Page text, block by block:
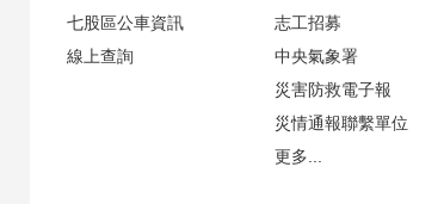
七股區公車資訊
線上查詢
志工招募
中央氣象署
災害防救電子報
災情通報聯繫單位
更多...